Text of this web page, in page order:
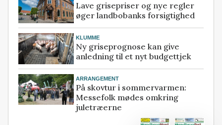
Lave grisepriser og nye regler
øger landbobanks forsigtighed
KLUMME
Ny griseprognose kan give
anledning til et nyt budgettjek
ARRANGEMENT
På skovtur i sommervarmen:
Messefolk mødes omkring
juletræerne